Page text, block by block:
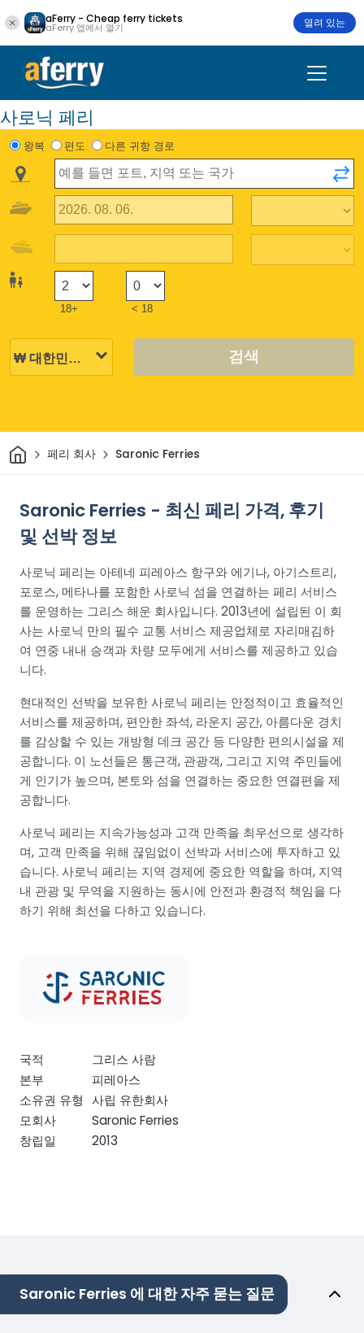
aFerry - Cheap ferry tickets
aFerry 앱에서 열기 열려 있는
사로닉 페리
왕복 편도 다른 귀항 경로
18+ < 18
검색
집 페리 회사 Saronic Ferries
Saronic Ferries - 최신 페리 가격, 후기
및 선박 정보
사로닉 페리는 아테네 피레아스 항구와 에기나, 아기스트리,
포로스, 메타나를 포함한 사로닉 섬을 연결하는 페리 서비스
를 운영하는 그리스 해운 회사입니다. 2013년에 설립된 이 회
사는 사로닉 만의 필수 교통 서비스 제공업체로 자리매김하
여 연중 내내 승객과 차량 모두에게 서비스를 제공하고 있습
니다.
현대적인 선박을 보유한 사로닉 페리는 안정적이고 효율적인
서비스를 제공하며, 편안한 좌석, 라운지 공간, 아름다운 경치
를 감상할 수 있는 개방형 데크 공간 등 다양한 편의시설을 제
공합니다. 이 노선들은 통근객, 관광객, 그리고 지역 주민들에
게 인기가 높으며, 본토와 섬을 연결하는 중요한 연결편을 제
공합니다.
사로닉 페리는 지속가능성과 고객 만족을 최우선으로 생각하
며, 고객 만족을 위해 끊임없이 선박과 서비스에 투자하고 있
습니다. 사로닉 페리는 지역 경제에 중요한 역할을 하며, 지역
내 관광 및 무역을 지원하는 동시에 안전과 환경적 책임을 다
하기 위해 최선을 다하고 있습니다.
국적
그리스 사람
본부
피레아스
소유권 유형 사립 유한회사
모회사
Saronic Ferries
창립일
2013
Saronic Ferries 에 대한 자주 묻는 질문